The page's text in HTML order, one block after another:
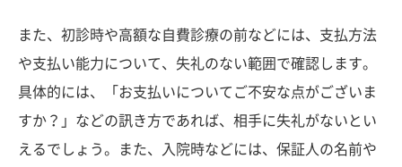
また、初診時や高額な自費診療の前などには、支払方法
や支払い能力について、失礼のない範囲で確認します。
具体的には、「お支払いについてご不安な点がございま
すか？」などの訊き方であれば、相手に失礼がないとい
えるでしょう。また、入院時などには、保証人の名前や